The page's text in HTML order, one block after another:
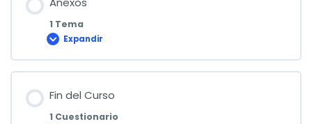
1 Tema
Expandir
Anexos
Fin del Curso
1 Cuestionario